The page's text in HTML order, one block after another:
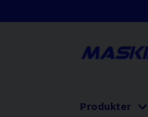
Produkter